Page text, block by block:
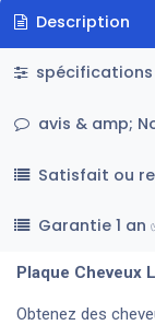
Description
spécifications
avis & amp;
Satisfait ou
Garantie 1 an
Plaque Cheveux
Obtenez des